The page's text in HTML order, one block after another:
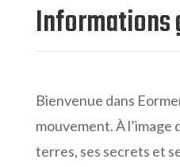
Informations
Bienvenue dans
mouvement. À l’image
terres, ses secrets et